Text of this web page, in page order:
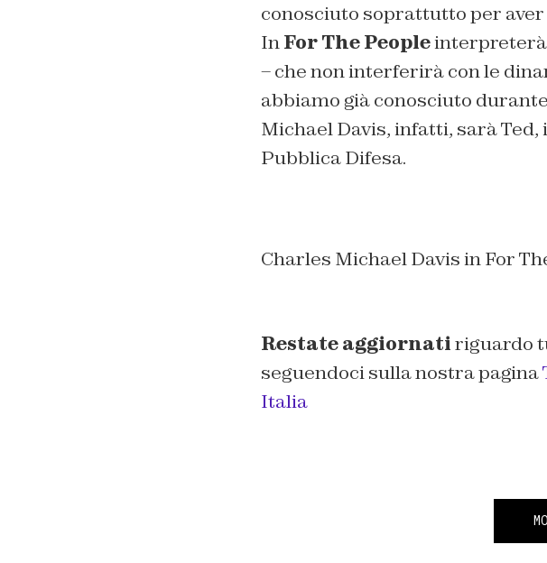
conosciuto soprattutto per
InFor The Peopleinterpreterà
– che non interferirà con le
abbiamo già conosciuto
Michael Davis, infatti, sarà Ted,
Pubblica Difesa.
Charles Michael Davis in For
Restate aggiornatiriguardo
seguendoci sulla nostra pagina
Italia